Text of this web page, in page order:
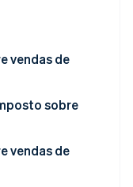
vendas de
sobre
Dakota do Norte
vendas de